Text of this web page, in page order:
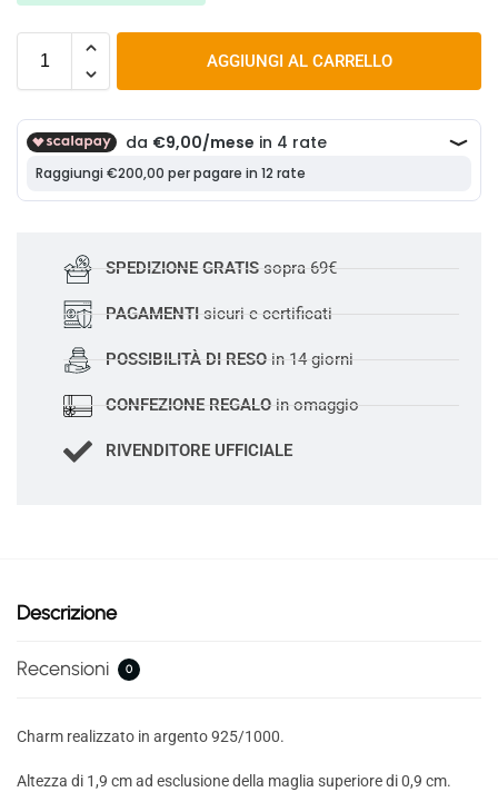
AGGIUNGI AL CARRELLO
SPEDIZIONE GRATISsopra 69€
PAGAMENTI sicuri e certificati
POSSIBILITÀ DI RESO in 14 giorni
CONFEZIONE REGALOin omaggio
RIVENDITORE UFFICIALE
Descrizione
Recensioni 0
Charm realizzato in argento 925/1000.
Altezza di 1,9 cm ad esclusione della maglia superiore di 0,9 cm.